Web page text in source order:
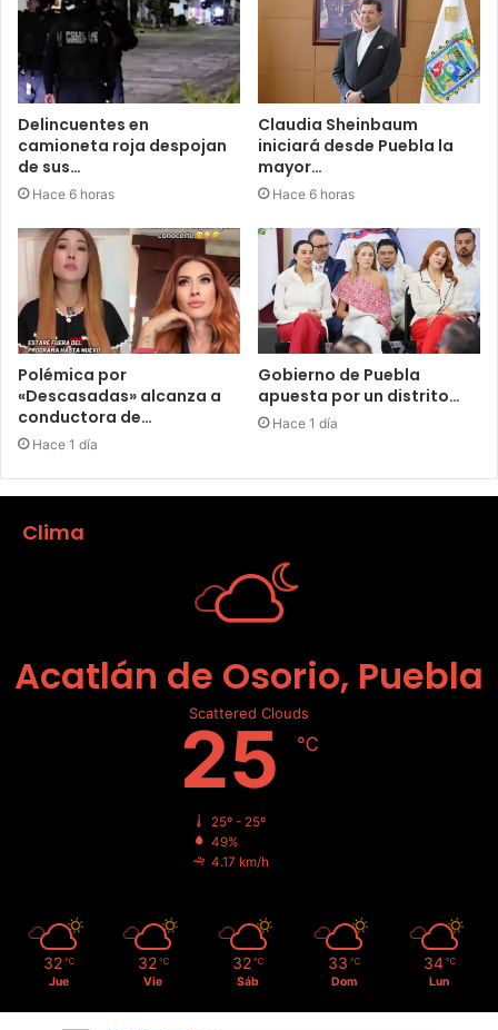
Delincuentes en
camioneta roja despojan
de sus…
Hace 6 horas
Claudia Sheinbaum
iniciará desde Puebla la
mayor…
Hace 6 horas
Polémica por
«Descasadas» alcanza a
conductora de…
Hace 1 día
Gobierno de Puebla
apuesta por un distrito…
Hace 1 día
Clima
Acatlán de Osorio, Puebla
Scattered Clouds
25 ℃
25º - 25º
49%
4.17 km/h
32 ℃
Jue
32 ℃
Vie
32 ℃
Sáb
33 ℃
Dom
34 ℃
Lun